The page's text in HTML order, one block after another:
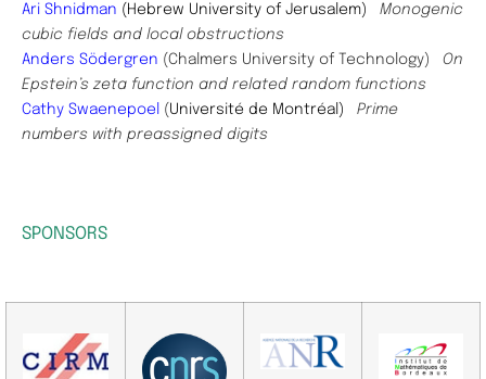
​Ari Shnidman (Hebrew University of Jerusalem) Monogenic
cubic fields and local obstructions
Anders Södergren (Chalmers University of Technology)
On
Epstein’s zeta function and related random functions
Cathy Swaenepoel
(Université de Montréal) Prime
numbers with preassigned digits
SPONSORS